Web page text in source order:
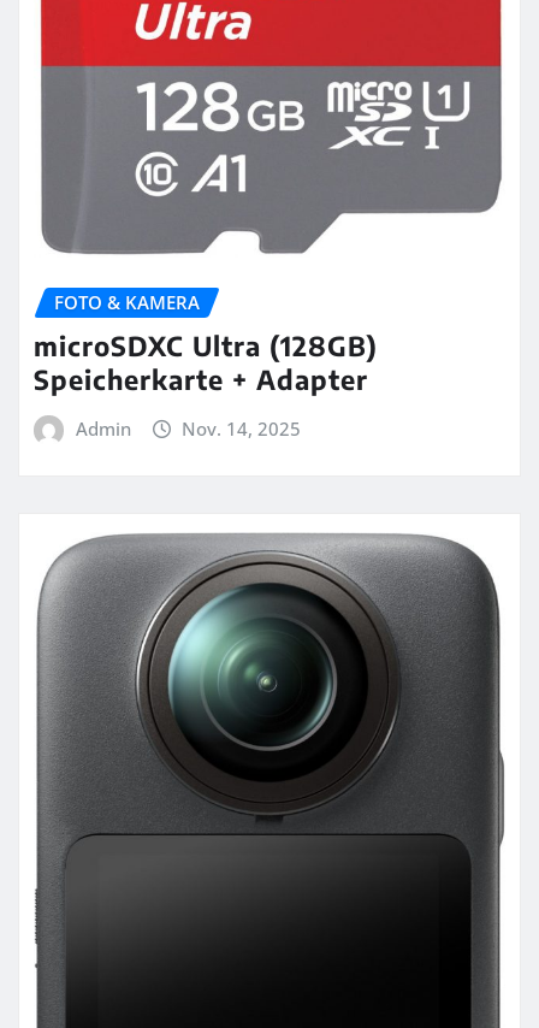
FOTO & KAMERA
microSDXC Ultra (128GB)
Speicherkarte + Adapter
Admin Nov. 14, 2025